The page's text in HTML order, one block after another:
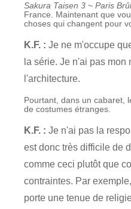
Sakura Taisen 3 ~ Paris
France. Maintenant que
choses qui changent pour
K.F. : Je ne m'occupe
la série. Je n'ai pas mon
l'architecture.
Pourtant, dans un cabaret,
de costumes étranges.
K.F. : Je n'ai pas la
est donc très difficile de
comme ceci plutôt que
contraintes. Par
porte une tenue de